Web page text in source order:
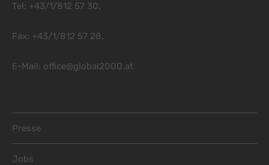
Tel: +43/1/812 57 30,
Fax: +43/1/812 57 28,
E-Mail: office@global2000.at
Presse
Jobs